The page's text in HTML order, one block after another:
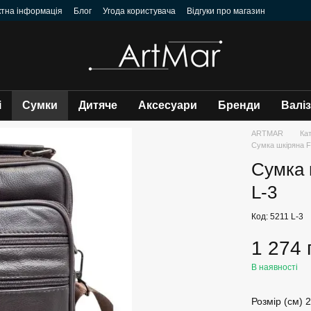
інформація Блог Угода користувача
Відгуки про магазин
Сумки Дитяче Аксесуари Бренди
ARTMAR
Сумка шкіряна
Сумка
L-3
Код: 5211 L-3
1 274
В наявності
Розмір (см)